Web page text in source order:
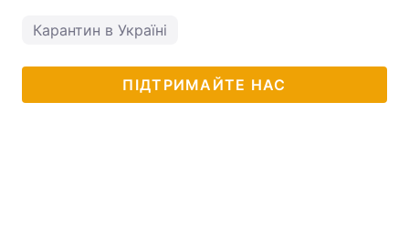
Карантин в Україні
ПІДТРИМАЙТЕ НАС